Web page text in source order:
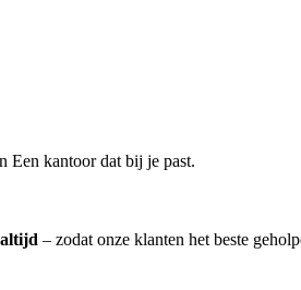
Een kantoor dat bij je past.
– zodat onze klanten het beste